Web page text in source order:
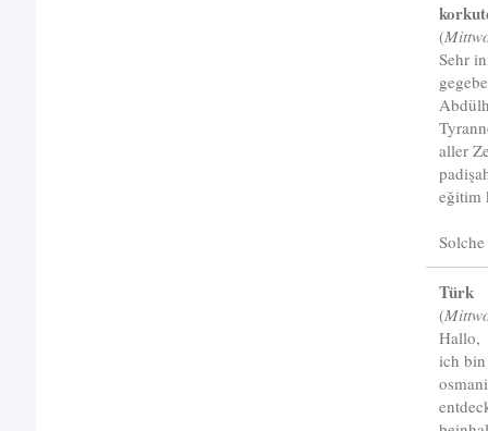
(
Sehr
aller
eğitim
Türk
(
Hallo,
ich